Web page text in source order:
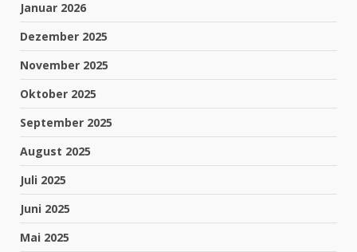
Januar 2026
Dezember 2025
November 2025
Oktober 2025
September 2025
August 2025
Juli 2025
Juni 2025
Mai 2025